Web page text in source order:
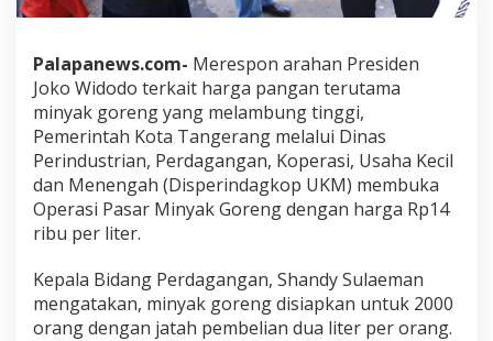
Palapanews.com- Merespon arahan Presiden
Joko Widodo terkait harga pangan terutama
minyak goreng yang melambung tinggi,
Pemerintah Kota Tangerang melalui Dinas
Perindustrian, Perdagangan, Koperasi, Usaha Kecil
dan Menengah (Disperindagkop UKM) membuka
Operasi Pasar Minyak Goreng dengan harga Rp14
ribu per liter.
Kepala Bidang Perdagangan, Shandy Sulaeman
mengatakan, minyak goreng disiapkan untuk 2000
orang dengan jatah pembelian dua liter per orang.